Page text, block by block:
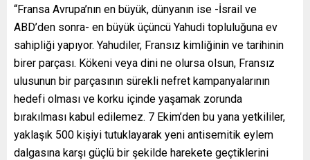
“Fransa Avrupa’nın en büyük, dünyanın ise -İsrail ve
ABD’den sonra- en büyük üçüncü Yahudi topluluğuna ev
sahipliği yapıyor. Yahudiler, Fransız kimliğinin ve tarihinin
birer parçası. Kökeni veya dini ne olursa olsun, Fransız
ulusunun bir parçasının sürekli nefret kampanyalarının
hedefi olması ve korku içinde yaşamak zorunda
bırakılması kabul edilemez. 7 Ekim’den bu yana yetkililer,
yaklaşık 500 kişiyi tutuklayarak yeni antisemitik eylem
dalgasına karşı güçlü bir şekilde harekete geçtiklerini